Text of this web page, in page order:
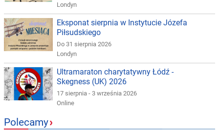
Londyn
Eksponat sierpnia w Instytucie Józefa
Piłsudskiego
Do 31 sierpnia 2026
Londyn
Ultramaraton charytatywny Łódź -
Skegness (UK) 2026
17 sierpnia - 3 września 2026
Online
Polecamy›